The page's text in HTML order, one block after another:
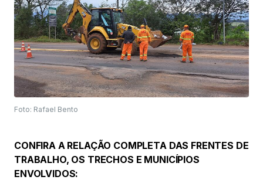
Foto: Rafael Bento
CONFIRA A RELAÇÃO COMPLETA DAS FRENTES DE
TRABALHO, OS TRECHOS E MUNICÍPIOS
ENVOLVIDOS: